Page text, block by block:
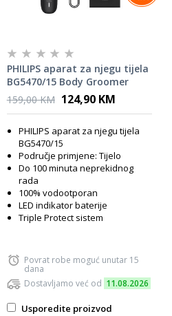
PHILIPS aparat za njegu tijela
BG5470/15 Body Groomer
Series 5000
159,00 KM 124,90 KM
PHILIPS aparat za njegu tijela
BG5470/15
Područje primjene: Tijelo
Do 100 minuta neprekidnog
rada
100% vodootporan
LED indikator baterije
Triple Protect sistem
Povrat robe moguć unutar 15
dana
Dostavljamo već od 11.08.2026
Usporedite proizvod